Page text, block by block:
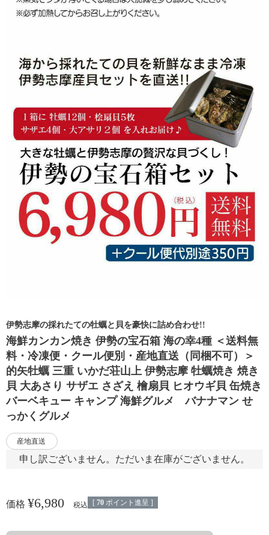
伊勢志摩の採れたての牡蠣と貝を豪快に詰め合わせ!!
海鮮カンカン焼き 伊勢の宝石箱 海の幸4種 ＜送料無
料・冷凍便・クール便別・産地直送（同梱不可）＞
的矢牡蠣 三重 いかだ荘山上 伊勢志摩 牡蠣焼き 焼き
貝 大あさり サザエ さざえ 檜扇貝 ヒオウギ貝 缶焼き
バーベキュー キャンプ 海鮮グルメ バナナマン せ
っかくグルメ
産地直送
申し訳ございません。ただいま在庫がございません。
価格 ¥6,980 税込 [ 70 ポイント進呈 ]